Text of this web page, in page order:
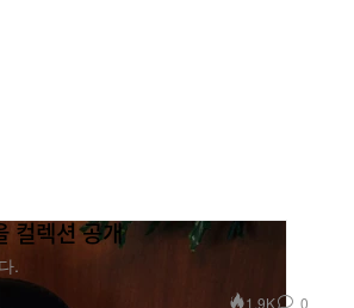
컬렉션 공개
.
1.9K 0